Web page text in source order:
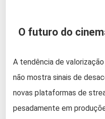
O futuro do
A tendência de
não mostra sinais de
novas plataformas de
pesadamente em